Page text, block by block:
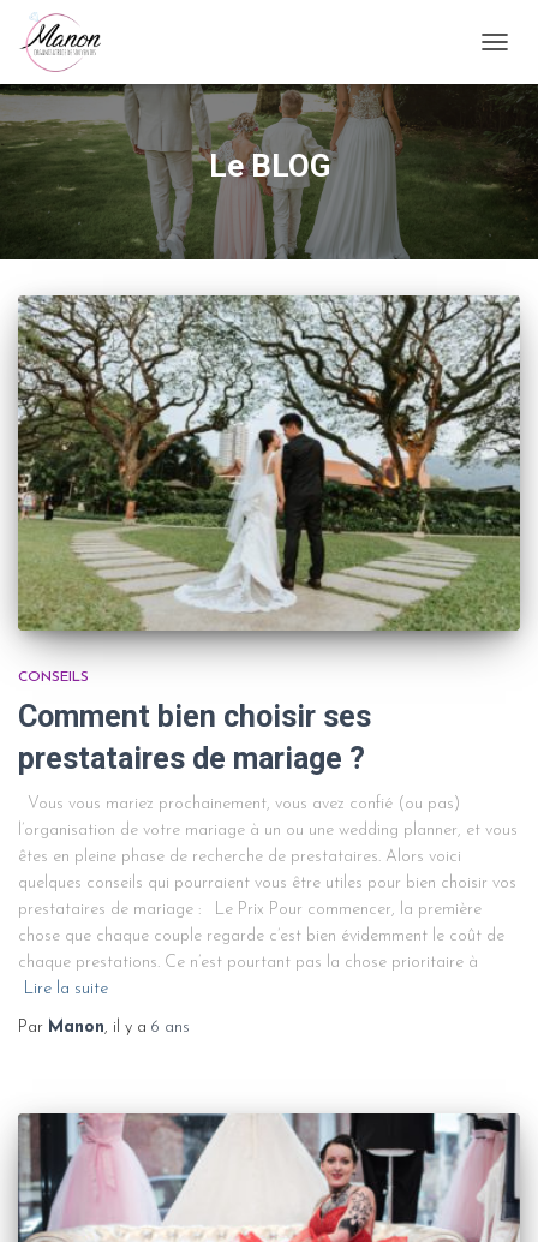
LA
Le BLOG
CONSEILS
Comment bien choisir ses
prestataires de mariage ?
Vous vous mariez prochainement, vous avez confié (ou pas)
l’organisation de votre mariage à un ou une wedding planner, et vous
êtes en pleine phase de recherche de prestataires. Alors voici
quelques conseils qui pourraient vous être utiles pour bien choisir vos
prestataires de mariage : Le Prix Pour commencer, la première
chose que chaque couple regarde c’est bien évidemment le coût de
chaque prestations. Ce n’est pourtant pas la chose prioritaire à
Lire la suite
Par Manon, il y a 6 ans